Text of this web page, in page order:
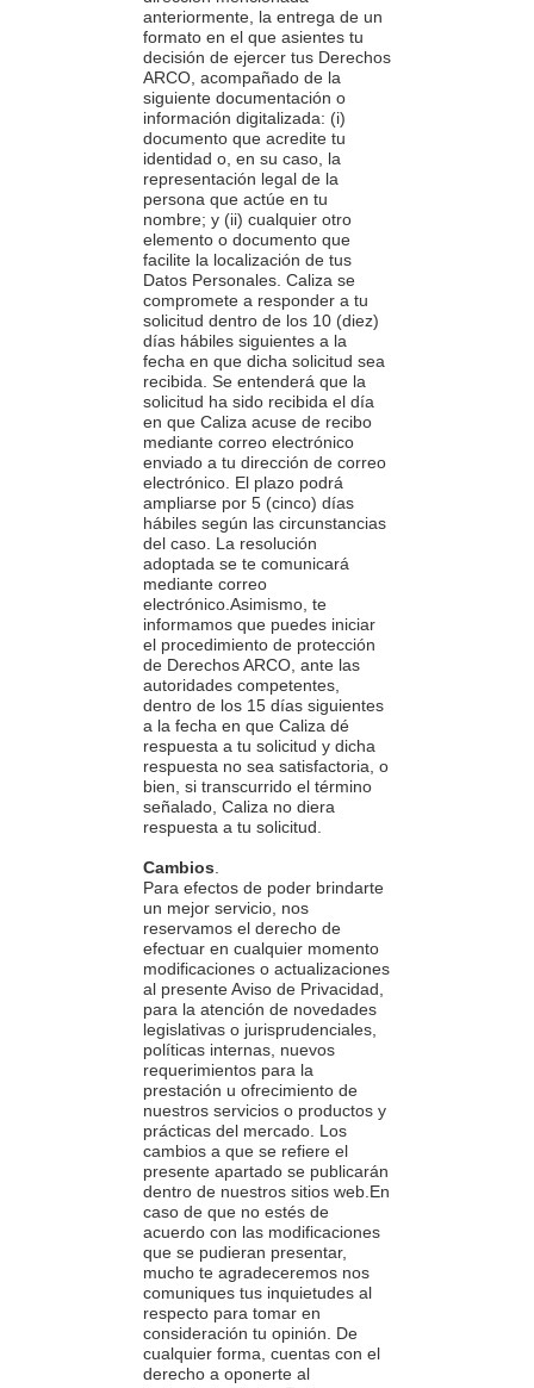
anteriormente, la entrega de un
formato en el que asientes tu
decisión de ejercer tus Derechos
ARCO, acompañado de la
siguiente documentación o
información digitalizada: (i)
documento que acredite tu
identidad o, en su caso, la
representación legal de la
persona que actúe en tu
nombre; y (ii) cualquier otro
elemento o documento que
facilite la localización de tus
Datos Personales. Caliza se
compromete a responder a tu
solicitud dentro de los 10 (diez)
días hábiles siguientes a la
fecha en que dicha solicitud sea
recibida. Se entenderá que la
solicitud ha sido recibida el día
en que Caliza acuse de recibo
mediante correo electrónico
enviado a tu dirección de correo
electrónico. El plazo podrá
ampliarse por 5 (cinco) días
hábiles según las circunstancias
del caso. La resolución
adoptada se te comunicará
mediante correo
electrónico.Asimismo, te
informamos que puedes iniciar
el procedimiento de protección
de Derechos ARCO, ante las
autoridades competentes,
dentro de los 15 días siguientes
a la fecha en que Caliza dé
respuesta a tu solicitud y dicha
respuesta no sea satisfactoria, o
bien, si transcurrido el término
señalado, Caliza no diera
respuesta a tu solicitud.
Cambios
Para efectos de poder brindarte
un mejor servicio, nos
reservamos el derecho de
efectuar en cualquier momento
modificaciones o actualizaciones
al presente Aviso de Privacidad,
para la atención de novedades
legislativas o jurisprudenciales,
políticas internas, nuevos
requerimientos para la
prestación u ofrecimiento de
nuestros servicios o productos y
prácticas del mercado. Los
cambios a que se refiere el
presente apartado se publicarán
dentro de nuestros sitios web.En
caso de que no estés de
acuerdo con las modificaciones
que se pudieran presentar,
mucho te agradeceremos nos
comuniques tus inquietudes al
respecto para tomar en
consideración tu opinión. De
cualquier forma, cuentas con el
derecho a oponerte al